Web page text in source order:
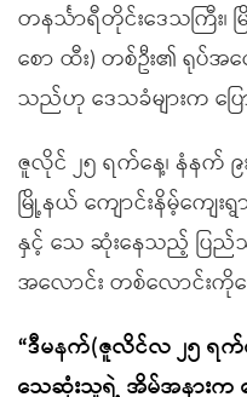
တနင်္သာရီတိုင်းဒေသကြီး၊
စော ထီး) တစ်ဦး၏ ရုပ်
သည်ဟု ဒေသခံများက ပြ
ဇူလိုင် ၂၅ ရက်နေ့၊ နံနက်
မြို့နယ် ကျောင်းနိမ့်ကျေး
နှင့် သေ ဆုံးနေသည့် ပြည်
အလောင်း တစ်လောင်းကို
“ဒီမနက်(ဇူလိင်လ ၂၅ ရ
သေဆုံးသူရဲ့ အိမ်အနားက ရ